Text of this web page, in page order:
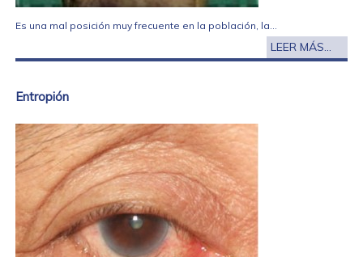
Es una mal posición muy frecuente en la población, la...
LEER MÁS...
Entropión